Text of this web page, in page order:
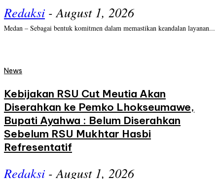
Redaksi - August 1, 2026
Medan – Sebagai bentuk komitmen dalam memastikan keandalan layanan...
News
Kebijakan RSU Cut Meutia Akan
Diserahkan ke Pemko Lhokseumawe,
Bupati Ayahwa : Belum Diserahkan
Sebelum RSU Mukhtar Hasbi
Refresentatif
Redaksi - August 1, 2026